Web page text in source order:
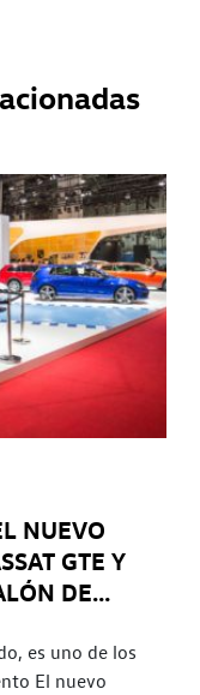
NUEVO
GTE Y
DE
es uno de los
El nuevo